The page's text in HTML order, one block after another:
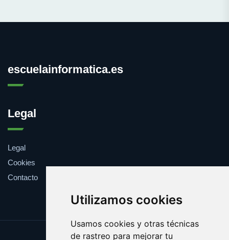
Utilizamos cookies
Usamos cookies y otras técnicas
de rastreo para mejorar tu
escuelainformatica.es
Legal
Legal
Cookies
Contacto
Update cookies preferences